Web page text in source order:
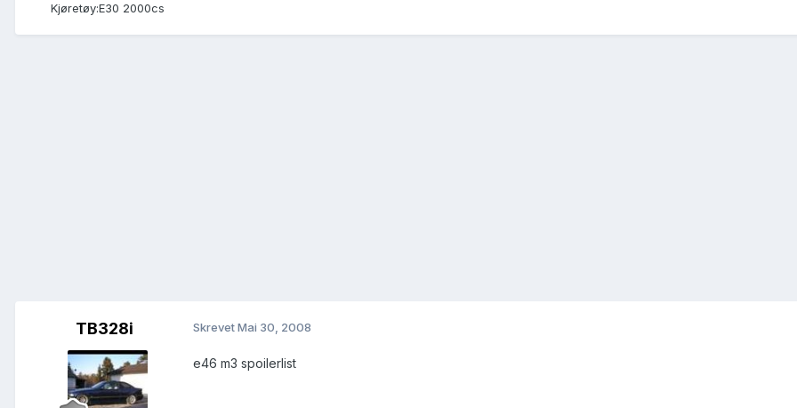
Kjøretøy:E30 2000cs
TB328i SkrevetMai 30, 2008
e46 m3 spoilerlist